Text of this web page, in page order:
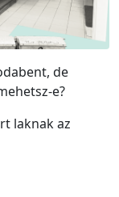
de
e?
laknak az